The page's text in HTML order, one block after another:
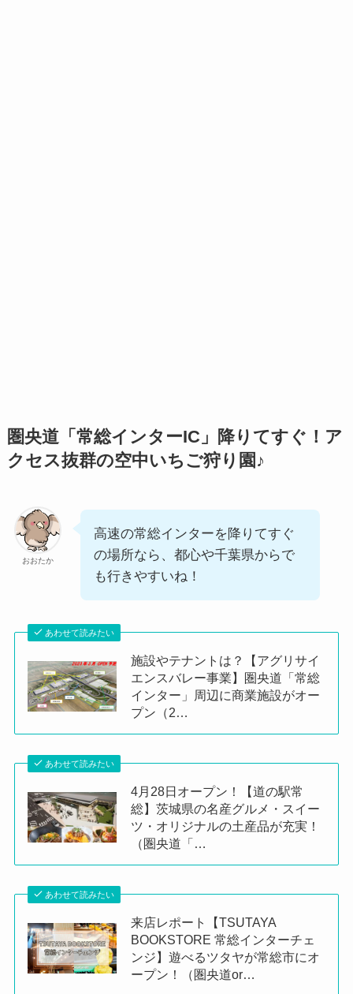
圏央道「常総インターIC」降りてすぐ！ア
クセス抜群の空中いちご狩り園♪
おおたか
高速の常総インターを降りてすぐ
の場所なら、都心や千葉県からで
も行きやすいね！
あわせて読みたい
施設やテナントは？【アグリサイ
エンスバレー事業】圏央道「常総
インター」周辺に商業施設がオー
プン（2…
あわせて読みたい
4月28日オープン！【道の駅常
総】茨城県の名産グルメ・スイー
ツ・オリジナルの土産品が充実！
（圏央道「…
あわせて読みたい
来店レポート【TSUTAYA
BOOKSTORE 常総インターチェ
ンジ】遊べるツタヤが常総市にオ
ープン！（圏央道or…